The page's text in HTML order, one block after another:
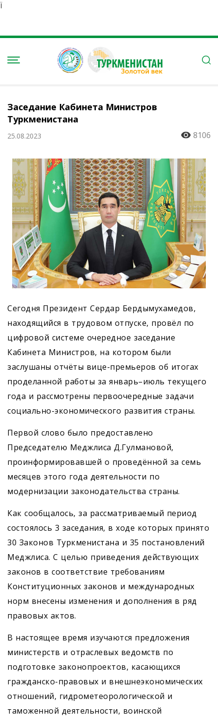
Ï
Заседание Кабинета Министров
Туркменистана
25.08.2023 8106
Сегодня Президент Сердар Бердымухамедов,
находящийся в трудовом отпуске, провёл по
цифровой системе очередное заседание
Кабинета Министров, на котором были
заслушаны отчёты вице-премьеров об итогах
проделанной работы за январь–июль текущего
года и рассмотрены первоочередные задачи
социально-экономического развития страны.
Первой слово было предоставлено
Председателю Меджлиса Д.Гулмановой,
проинформировавшей о проведённой за семь
месяцев этого года деятельности по
модернизации законодательства страны.
Как сообщалось, за рассматриваемый период
состоялось 3 заседания, в ходе которых принято
30 Законов Туркменистана и 35 постановлений
Меджлиса. С целью приведения действующих
законов в соответствие требованиям
Конституционных законов и международных
норм внесены изменения и дополнения в ряд
правовых актов.
В настоящее время изучаются предложения
министерств и отраслевых ведомств по
подготовке законопроектов, касающихся
гражданско-правовых и внешнеэкономических
отношений, гидрометеорологической и
таможенной деятельности, воинской